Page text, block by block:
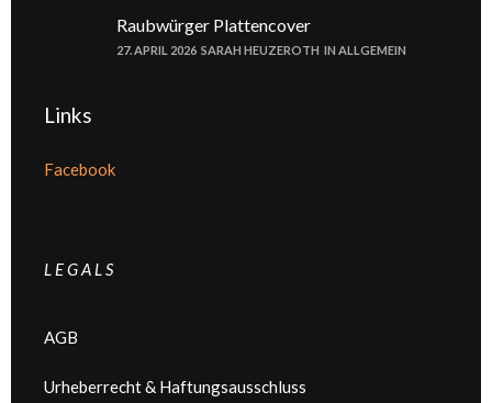
Raubwürger Plattencover
27. APRIL 2026 SARAH HEUZEROTH IN ALLGEMEIN
Links
Facebook
L E G A L S
AGB
Urheberrecht & Haftungsausschluss